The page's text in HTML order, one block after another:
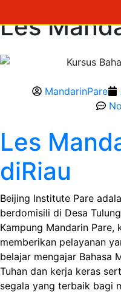
Les
MandarinPare
Les
diRiau
Beijing Institute Pare
berdomisili di Desa
Kampung Mandarin Pare,
memberikan pelayanan
belajar mengajar Bahasa
Tuhan dan kerja keras
segala yang terbaik bagi